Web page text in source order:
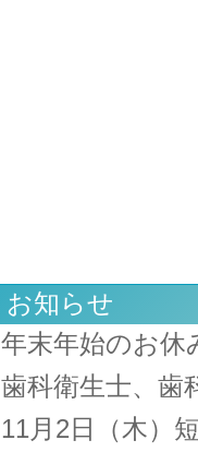
お知らせ
年末年始のお休
歯科衛生士、歯
11月2日（木）